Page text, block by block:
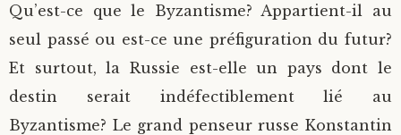
Qu’est-ce que le Byzantisme? Appartient-il au
seul passé ou est-ce une préfiguration du futur?
Et surtout, la Russie est-elle un pays dont le
destin serait indéfectiblement lié au
Byzantisme? Le grand penseur russe Konstantin